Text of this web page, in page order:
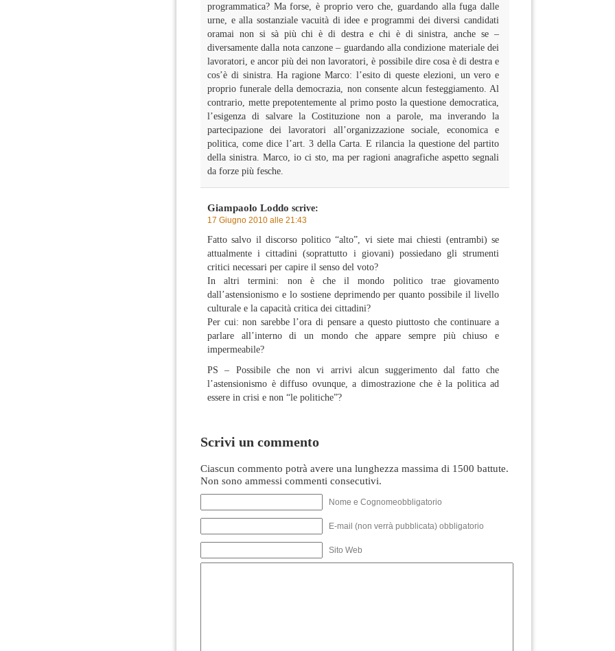
programmatica? Ma forse, è proprio vero che, guardando alla fuga dalle
urne, e alla sostanziale vacuità di idee e programmi dei diversi candidati
oramai non si sà più chi è di destra e chi è di sinistra, anche se –
diversamente dalla nota canzone – guardando alla condizione materiale dei
lavoratori, e ancor più dei non lavoratori, è possibile dire cosa è di destra e
cos’è di sinistra. Ha ragione Marco: l’esito di queste elezioni, un vero e
proprio funerale della democrazia, non consente alcun festeggiamento. Al
contrario, mette prepotentemente al primo posto la questione democratica,
l’esigenza di salvare la Costituzione non a parole, ma inverando la
partecipazione dei lavoratori all’organizzazione sociale, economica e
politica, come dice l’art. 3 della Carta. E rilancia la questione del partito
della sinistra. Marco, io ci sto, ma per ragioni anagrafiche aspetto segnali
da forze più fesche.
Giampaolo Loddo scrive:
17 Giugno 2010 alle 21:43
Fatto salvo il discorso politico “alto”, vi siete mai chiesti (entrambi) se
attualmente i cittadini (soprattutto i giovani) possiedano gli strumenti
critici necessari per capire il senso del voto?
In altri termini: non è che il mondo politico trae giovamento
dall’astensionismo e lo sostiene deprimendo per quanto possibile il livello
culturale e la capacità critica dei cittadini?
Per cui: non sarebbe l’ora di pensare a questo piuttosto che continuare a
parlare all’interno di un mondo che appare sempre più chiuso e
impermeabile?
PS – Possibile che non vi arrivi alcun suggerimento dal fatto che
l’astensionismo è diffuso ovunque, a dimostrazione che è la politica ad
essere in crisi e non “le politiche”?
Scrivi un commento
Ciascun commento potrà avere una lunghezza massima di 1500 battute.
Non sono ammessi commenti consecutivi.
Nome e Cognomeobbligatorio
E-mail (non verrà pubblicata) obbligatorio
Sito Web